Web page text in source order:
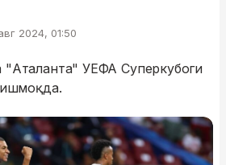
2024, 01:50
УЕФА Суперкубоги